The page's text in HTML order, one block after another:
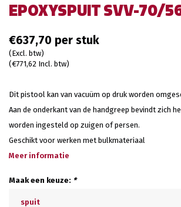
EPOXYSPUIT SVV-70/
€637,70
(Excl. btw)
(€771,62 Incl. btw)
Dit pistool kan van vacuüm op druk worden
Aan de onderkant van de handgreep bevindt zich
worden ingesteld op zuigen of persen.
Geschikt voor werken met bulkmateriaal
Meer informatie
Maak een keuze: *
spuit